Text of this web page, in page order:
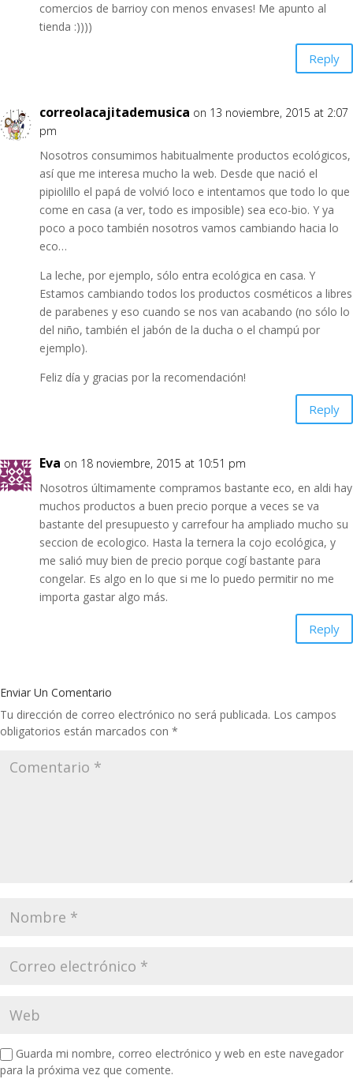
comercios de barrioy con menos envases! Me apunto al
tienda :))))
Reply
correolacajitademusica on 13 noviembre, 2015 at 2:07
pm
Nosotros consumimos habitualmente productos ecológicos,
así que me interesa mucho la web. Desde que nació el
pipiolillo el papá de volvió loco e intentamos que todo lo que
come en casa (a ver, todo es imposible) sea eco-bio. Y ya
poco a poco también nosotros vamos cambiando hacia lo
eco…
La leche, por ejemplo, sólo entra ecológica en casa. Y
Estamos cambiando todos los productos cosméticos a libres
de parabenes y eso cuando se nos van acabando (no sólo lo
del niño, también el jabón de la ducha o el champú por
ejemplo).
Feliz día y gracias por la recomendación!
Reply
Eva on 18 noviembre, 2015 at 10:51 pm
Nosotros últimamente compramos bastante eco, en aldi hay
muchos productos a buen precio porque a veces se va
bastante del presupuesto y carrefour ha ampliado mucho su
seccion de ecologico. Hasta la ternera la cojo ecológica, y
me salió muy bien de precio porque cogí bastante para
congelar. Es algo en lo que si me lo puedo permitir no me
importa gastar algo más.
Reply
Enviar Un Comentario
Tu dirección de correo electrónico no será publicada. Los campos
obligatorios están marcados con *
Guarda mi nombre, correo electrónico y web en este navegador
para la próxima vez que comente.